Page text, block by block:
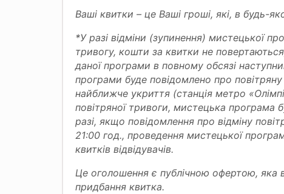
Ваші квитки – це Ваші гроші, які, в будь-
*У разі відміни (зупинення) мистецької
тривогу, кошти за квитки не
даної програми в повному обсязі
програми буде повідомлено про
найближче укриття (станція метро
повітряної тривоги, мистецька програма
разі, якщо повідомлення про відміну
21:00 год., проведення мистецької
квитків відвідувачів.
Це оголошення є публічною офертою, яка
придбання квитка.